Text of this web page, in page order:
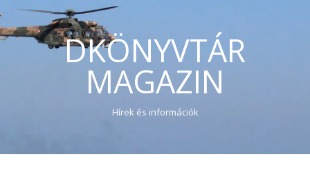
DKÖNYVTÁR
MAGAZIN
Hírek és információk